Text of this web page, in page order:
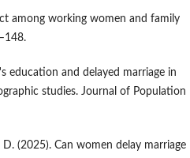
among working women and family
education and delayed marriage in
studies. Journal of Population
(2025). Can women delay marriage